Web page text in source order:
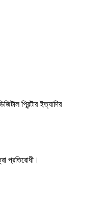
প্রিন্টার ইত্যাদির
প্রতিরোধী।